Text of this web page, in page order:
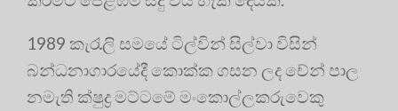
1989 කැරැලි සමයේ ටිල්වින් සිල්වා විසින්
බන්ධනාගාරයේදී කොක්ක ගසන ලද චේන් පාල
නමැති ක්ෂුද්‍ර මට්ටමේ මංකොල්ලකරුවෙකු